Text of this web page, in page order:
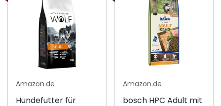
Amazon.de
Hundefutter für
Amazon.de
bosch HPC Adult mit